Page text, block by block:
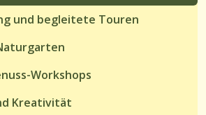
und begleitete Touren
Workshops
Kreativität